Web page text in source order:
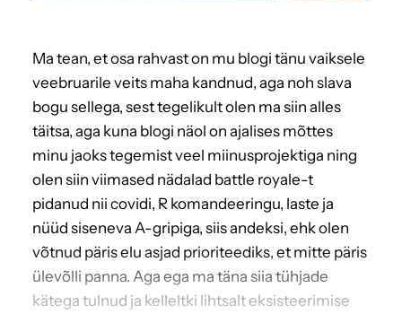
Ma tean, et osa rahvast on mu blogi tänu vaiksele
veebruarile veits maha kandnud, aga noh slava
bogu sellega, sest tegelikult olen ma siin alles
täitsa, aga kuna blogi näol on ajalises mõttes
minu jaoks tegemist veel miinusprojektiga ning
olen siin viimased nädalad battle royale-t
pidanud nii covidi, R komandeeringu, laste ja
nüüd siseneva A-gripiga, siis andeksi, ehk olen
võtnud päris elu asjad prioriteediks, et mitte päris
ülevõlli panna. Aga ega ma täna siia tühjade
kätega tulnud ja kelleltki lihtsalt eksisteerimise